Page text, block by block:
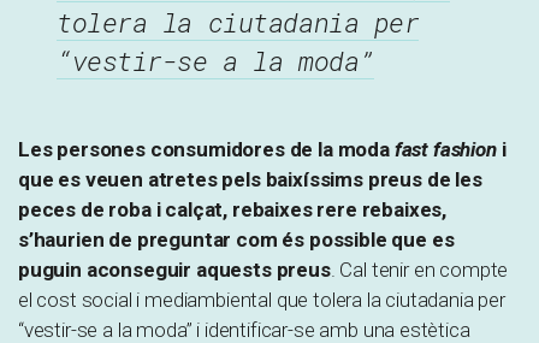
tolera la ciutadania per
“vestir-se a la moda”
Les persones consumidores de la moda fast fashioni
que es veuen atretes pels baixíssims preus de les
peces de roba i calçat, rebaixes rere rebaixes,
s’haurien de preguntar com és possible que es
puguin aconseguir aquests preus. Cal tenir en compte
el cost social i mediambiental que tolera la ciutadania per
“vestir-se a la moda” i identificar-se amb una estètica